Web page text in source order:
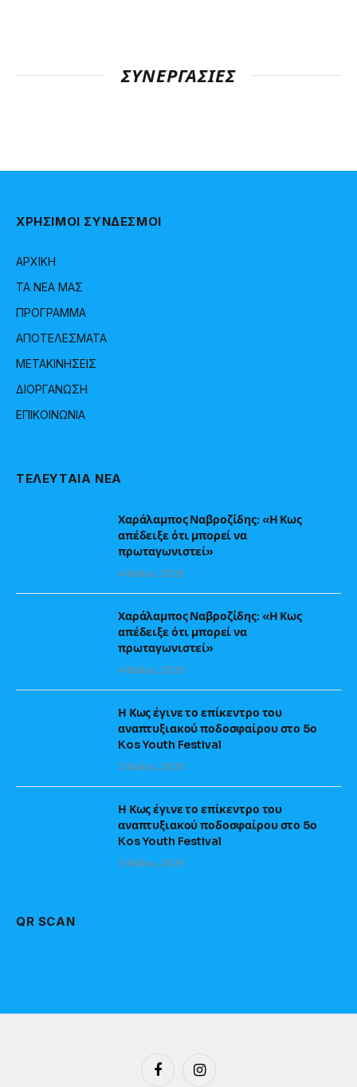
ΣΥΝΕΡΓΑΣΊΕΣ
ΧΡΗΣΙΜΟΙ ΣΥΝΔΕΣΜΟΙ
ΑΡΧΙΚΗ
ΤΑ ΝΕΑ ΜΑΣ
ΠΡΟΓΡΑΜΜΑ
ΑΠΟΤΕΛΕΣΜΑΤΑ
ΜΕΤΑΚΙΝΗΣΕΙΣ
ΔΙΟΡΓΑΝΩΣΗ
ΕΠΙΚΟΙΝΩΝΙΑ
ΤΕΛΕΥΤΑΙΑ ΝΕΑ
Χαράλαμπος Ναβροζίδης: «Η Κως
απέδειξε ότι μπορεί να
πρωταγωνιστεί»
4 Μαΐου, 2026
Χαράλαμπος Ναβροζίδης: «Η Κως
απέδειξε ότι μπορεί να
πρωταγωνιστεί»
4 Μαΐου, 2026
Η Κως έγινε το επίκεντρο του
αναπτυξιακού ποδοσφαίρου στο 5ο
Kos Youth Festival
3 Μαΐου, 2026
Η Κως έγινε το επίκεντρο του
αναπτυξιακού ποδοσφαίρου στο 5ο
Kos Youth Festival
3 Μαΐου, 2026
QR SCAN
FacebookInstagram